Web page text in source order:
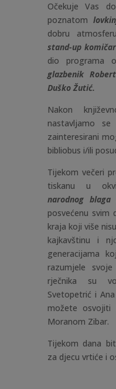
Očekuje Vas
poznatom
dobru
stand-up
dio programa
glazbenik
Duško Žutić.
Nakon
nastavljamo
zainteresirani
bibliobus i/ili
Tijekom večeri
tiskanu u
narodnog
posvećenu svim
kraja koji više
kajkavštinu i
generacijama
razumjele
rječnika su
Svetopetrić i
možete osvojiti
Moranom Zibar.
Tijekom dana
za djecu vrtiće i